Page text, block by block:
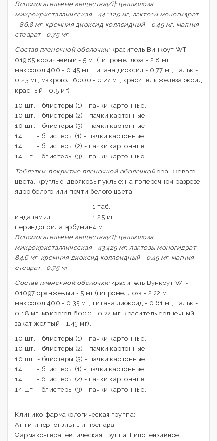
Вспомогательные вещества[/i]: целлюлоза
микрокристаллическая - 44.1125 мг, лактозы моногидрат
- 86.8 мг, кремния диоксид коллоидный - 0.45 мг, магния
стеарат - 0.75 мг.
Состав пленочной оболочки: краситель Винкоут WT-
01985 коричневый - 5 мг (гипромеллоза - 2.8 мг,
макрогол 400 - 0.45 мг, титана диоксид - 0.77 мг, тальк -
0.23 мг, макрогол 6000 - 0.27 мг, краситель железа оксид
красный - 0.5 мг).
10 шт. - блистеры (1) - пачки картонные.
10 шт. - блистеры (2) - пачки картонные.
10 шт. - блистеры (3) - пачки картонные.
14 шт. - блистеры (1) - пачки картонные.
14 шт. - блистеры (2) - пачки картонные.
14 шт. - блистеры (3) - пачки картонные.
Таблетки, покрытые пленочной оболочкойоранжевого
цвета, круглые, двояковыпуклые; на поперечном разрезе
ядро белого или почти белого цвета.
1 таб.
индапамид
1.25 мг
периндоприла эрбумин4 мг
Вспомогательные вещества[/i]: целлюлоза
микрокристаллическая - 43.425 мг, лактозы моногидрат -
84.6 мг, кремния диоксид коллоидный - 0.45 мг, магния
стеарат - 0.75 мг.
Состав пленочной оболочки: краситель Вункоут WT-
01097 оранжевый - 5 мг (гипромеллоза - 2.22 мг,
макрогол 400 - 0.35 мг, титана диоксид - 0.61 мг, тальк -
0.18 мг, макрогол 6000 - 0.22 мг, краситель солнечный
закат желтый - 1.43 мг).
10 шт. - блистеры (1) - пачки картонные.
10 шт. - блистеры (2) - пачки картонные.
10 шт. - блистеры (3) - пачки картонные.
14 шт. - блистеры (1) - пачки картонные.
14 шт. - блистеры (2) - пачки картонные.
14 шт. - блистеры (3) - пачки картонные.
Клинико-фармакологическая группа:
Антигипертензивный препарат
Фармако-терапевтическая группа: Гипотензивное